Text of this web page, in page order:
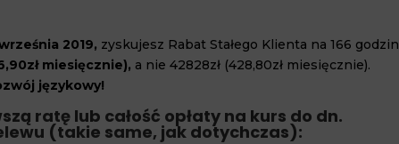
2019, zyskujesz Rabat Stałego Klienta na 166 godzin
miesięcznie), a nie 42828zł (428,80zł miesięcznie).
językowy!
ratę lub całość opłaty na kurs do dn.
(takie same, jak dotychczas):